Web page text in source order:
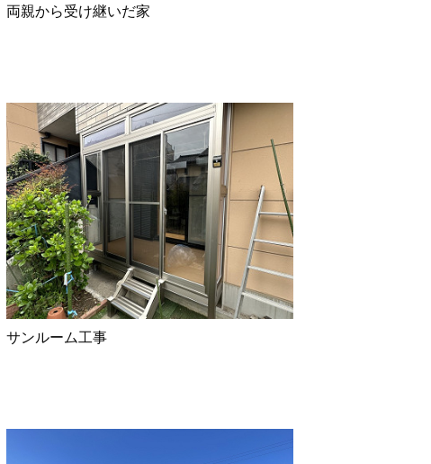
両親から受け継いだ家
サンルーム工事